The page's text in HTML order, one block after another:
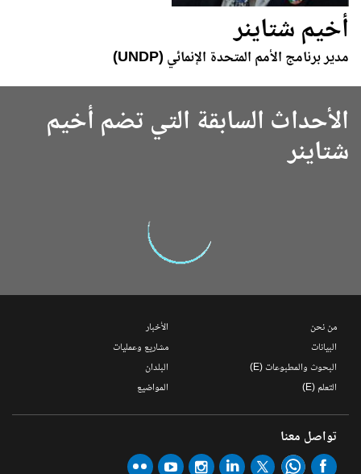
أخيم شتاينر
مدير برنامج الأمم المتحدة الإنمائي (UNDP)
الأحداث السابقة التي تضم أخيم
شتاينر
من نحن
البيانات
البحوث والمطبوعات (E)
التعلم (E)
الأخبار
مشاريع وعمليات
البلدان
المواضيع
تواصل معنا